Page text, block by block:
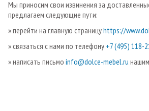
Мы приносим свои извинения за
предлагаем следующие пути:
» перейти на главную страницуhttps://
» связаться с нами по телефону +7 (495) 118-
» написать письмо info@dolce-mebel.ru